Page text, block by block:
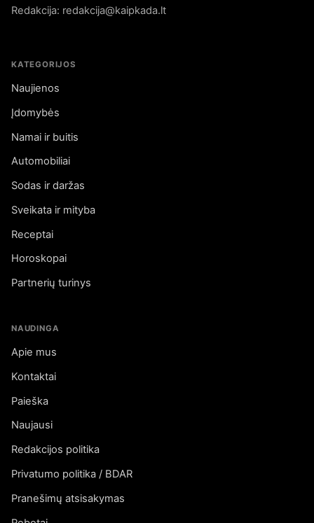
Redakcija: redakcija@kaipkada.lt
KATEGORIJOS
Naujienos
Įdomybės
Namai ir buitis
Automobiliai
Sodas ir daržas
Sveikata ir mityba
Receptai
Horoskopai
Partnerių turinys
NAUDINGA
Apie mus
Kontaktai
Paieška
Naujausi
Redakcijos politika
Privatumo politika / BDAR
Pranešimų atsisakymas